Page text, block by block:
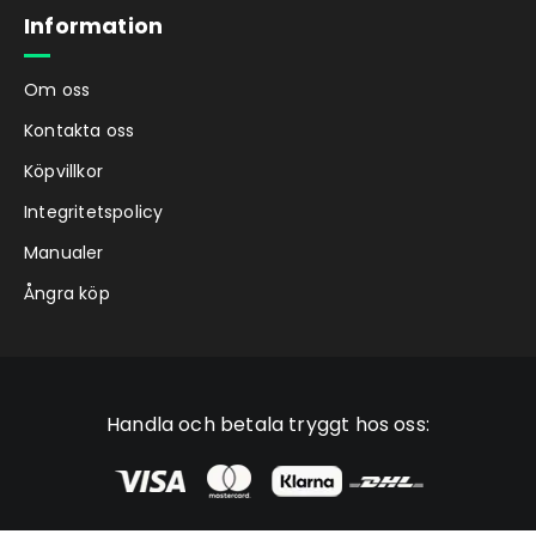
Information
Om oss
Kontakta oss
Köpvillkor
Integritetspolicy
Manualer
Ångra köp
Handla och betala tryggt hos oss: